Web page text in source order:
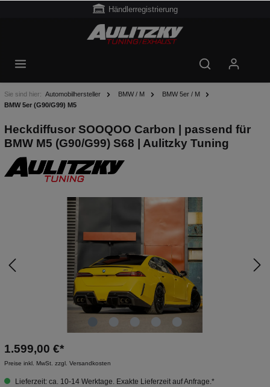
Händlerregistrierung
Sie sind hier: Automobilhersteller BMW / M
BMW 5er / M
BMW 5er (G90/G99) M5
Heckdiffusor SOOQOO Carbon | passend für
BMW M5 (G90/G99) S68 | Aulitzky Tuning
1.599,00 €*
Preise inkl. MwSt. zzgl. Versandkosten
Lieferzeit: ca. 10-14 Werktage. Exakte Lieferzeit auf Anfrage.*